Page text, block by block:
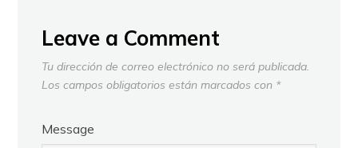
Leave a Comment
Tu dirección de correo electrónico no será publicada.
Los campos obligatorios están marcados con *
Message